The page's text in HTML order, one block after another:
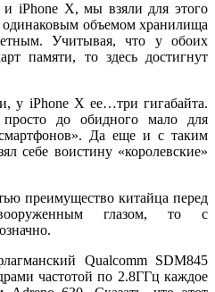
iPhone X, мы взяли для этого
объемом хранилища
Учитывая, что у обоих
памяти, то здесь достигнут
у iPhone X ее…три гигабайта.
до обидного мало для
Да еще и с таким
себе воистину «королевские»
преимущество китайца перед
глазом, то с
Qualcomm SDM845
частотой по 2.8ГГц каждое